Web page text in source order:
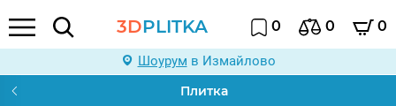
3DPLITKA 0 0 0
Шоурум в Измайлово
Плитка